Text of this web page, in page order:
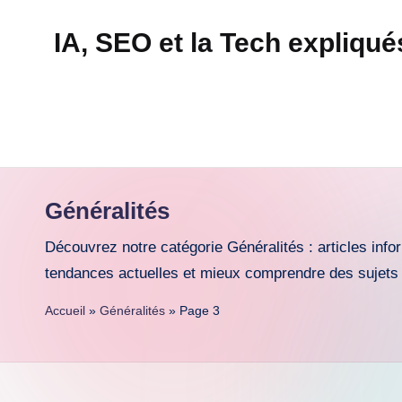
IA, SEO et la Tech
pour
des
experts,
Généralités
Découvrez notre catégorie Généralités : articles
tendances actuelles et mieux comprendre des
Accueil » Généralités » Page 3